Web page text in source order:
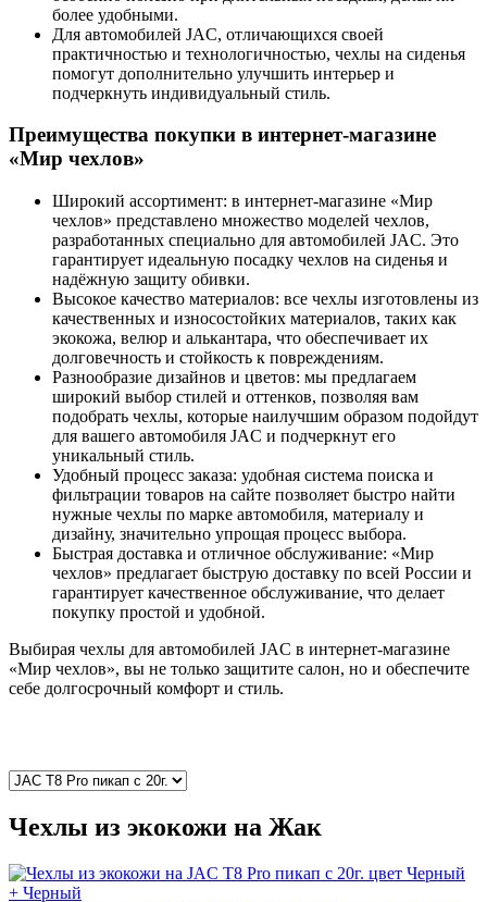
более удобными.
Для автомобилей JAC, отличающихся своей
практичностью и технологичностью, чехлы на сиденья
помогут дополнительно улучшить интерьер и
подчеркнуть индивидуальный стиль.
Преимущества покупки в интернет-магазине
«Мир чехлов»
Широкий ассортимент: в интернет-магазине «Мир
чехлов» представлено множество моделей чехлов,
разработанных специально для автомобилей JAC. Это
гарантирует идеальную посадку чехлов на сиденья и
надёжную защиту обивки.
Высокое качество материалов: все чехлы изготовлены из
качественных и износостойких материалов, таких как
экокожа, велюр и алькантара, что обеспечивает их
долговечность и стойкость к повреждениям.
Разнообразие дизайнов и цветов: мы предлагаем
широкий выбор стилей и оттенков, позволяя вам
подобрать чехлы, которые наилучшим образом подойдут
для вашего автомобиля JAC и подчеркнут его
уникальный стиль.
Удобный процесс заказа: удобная система поиска и
фильтрации товаров на сайте позволяет быстро найти
нужные чехлы по марке автомобиля, материалу и
дизайну, значительно упрощая процесс выбора.
Быстрая доставка и отличное обслуживание: «Мир
чехлов» предлагает быструю доставку по всей России и
гарантирует качественное обслуживание, что делает
покупку простой и удобной.
Выбирая чехлы для автомобилей JAC в интернет-магазине
«Мир чехлов», вы не только защитите салон, но и обеспечите
себе долгосрочный комфорт и стиль.
Чехлы из экокожи на Жак